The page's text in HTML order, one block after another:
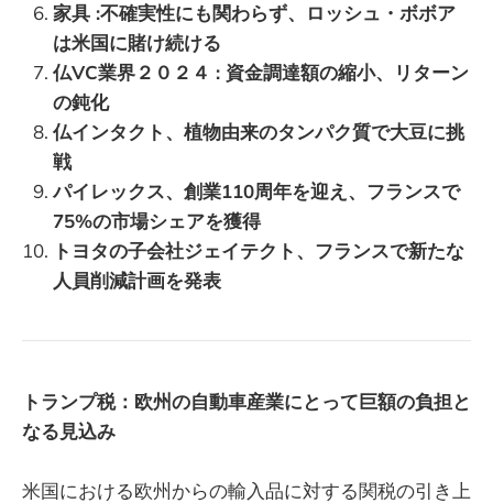
家具 :不確実性にも関わらず、ロッシュ・ボボア
は米国に賭け続ける
仏VC業界２０２４ : 資金調達額の縮小、リターン
の鈍化
仏インタクト、植物由来のタンパク質で大豆に挑
戦
パイレックス、創業110周年を迎え、フランスで
75%の市場シェアを獲得
トヨタの子会社ジェイテクト、フランスで新たな
人員削減計画を発表
トランプ税：欧州の自動車産業にとって巨額の負担と
なる見込み
米国における欧州からの輸入品に対する関税の引き上